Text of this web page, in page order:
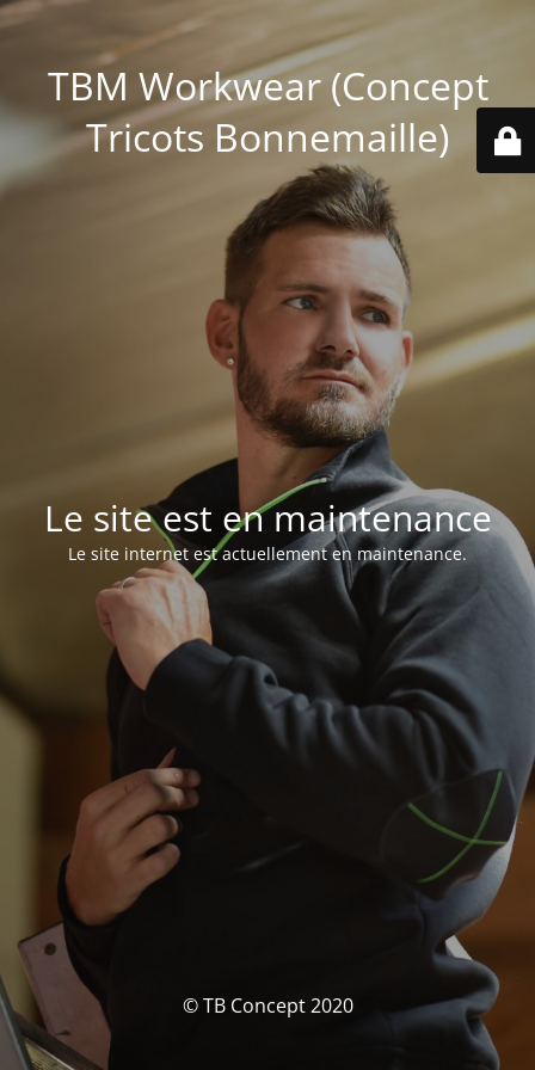
TBM Workwear (Concept
Tricots Bonnemaille)
Le site est en maintenance
Le site internet est actuellement en maintenance.
© TB Concept 2020